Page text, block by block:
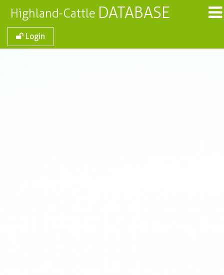
Highland-Cattle DATABASE
Login